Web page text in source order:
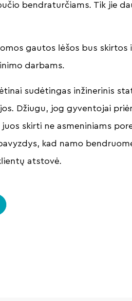
bendraturčiams. Tik jie
gautos lėšos bus skirtos
darbams.
sudėtingas inžinerinis
Džiugu, jog gyventojai
skirti ne asmeniniams
kad namo
atstovė.